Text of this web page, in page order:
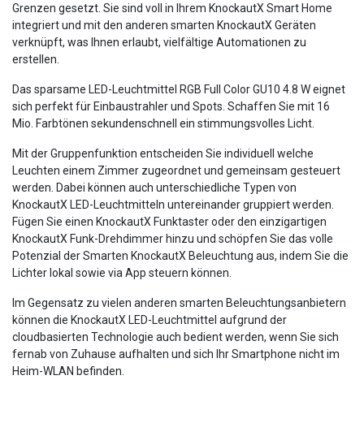
Grenzen gesetzt. Sie sind voll in Ihrem KnockautX Smart Home
integriert und mit den anderen smarten KnockautX Geräten
verknüpft, was Ihnen erlaubt, vielfältige Automationen zu
erstellen.
Das sparsame LED-Leuchtmittel RGB Full Color GU10 4.8 W eignet
sich perfekt für Einbaustrahler und Spots. Schaffen Sie mit 16
Mio. Farbtönen sekundenschnell ein stimmungsvolles Licht.
Mit der Gruppenfunktion entscheiden Sie individuell welche
Leuchten einem Zimmer zugeordnet und gemeinsam gesteuert
werden. Dabei können auch unterschiedliche Typen von
KnockautX LED-Leuchtmitteln untereinander gruppiert werden.
Fügen Sie einen KnockautX Funktaster oder den einzigartigen
KnockautX Funk-Drehdimmer hinzu und schöpfen Sie das volle
Potenzial der Smarten KnockautX Beleuchtung aus, indem Sie die
Lichter lokal sowie via App steuern können.
Im Gegensatz zu vielen anderen smarten Beleuchtungsanbietern
können die KnockautX LED-Leuchtmittel aufgrund der
cloudbasierten Technologie auch bedient werden, wenn Sie sich
fernab von Zuhause aufhalten und sich Ihr Smartphone nicht im
Heim-WLAN befinden.